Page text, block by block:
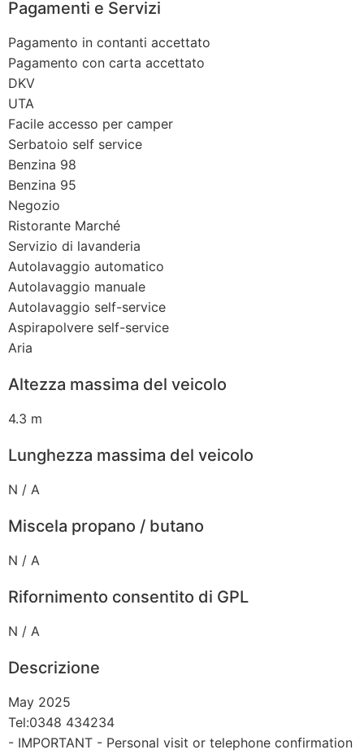
Pagamenti e Servizi
Pagamento in contanti accettato
Pagamento con carta accettato
DKV
UTA
Facile accesso per camper
Serbatoio self service
Benzina 98
Benzina 95
Negozio
Ristorante Marché
Servizio di lavanderia
Autolavaggio automatico
Autolavaggio manuale
Autolavaggio self-service
Aspirapolvere self-service
Aria
Altezza massima del veicolo
4.3 m
Lunghezza massima del veicolo
N / A
Miscela propano / butano
N / A
Rifornimento consentito di GPL
N / A
Descrizione
May 2025
Tel:0348 434234
- IMPORTANT - Personal visit or telephone confirmation